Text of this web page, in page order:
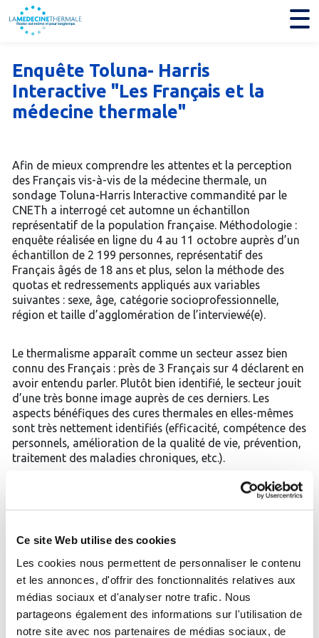
Ce site Web utilise des cookies
Les cookies nous permettent de personnaliser le contenu
et les annonces, d'offrir des fonctionnalités relatives aux
médias sociaux et d'analyser notre trafic. Nous
partageons également des informations sur l'utilisation de
notre site avec nos partenaires de médias sociaux, de
Enquête Toluna- Harris
Interactive "Les Français et la
médecine thermale"
Afin de mieux comprendre les attentes et la perception
des Français vis-à-vis de la médecine thermale, un
sondage Toluna-Harris Interactive commandité par le
CNETh a interrogé cet automne un échantillon
représentatif de la population française. Méthodologie :
enquête réalisée en ligne du 4 au 11 octobre auprès d’un
échantillon de 2 199 personnes, représentatif des
Français âgés de 18 ans et plus, selon la méthode des
quotas et redressements appliqués aux variables
suivantes : sexe, âge, catégorie socioprofessionnelle,
région et taille d’agglomération de l’interviewé(e).
Le thermalisme apparaît comme un secteur assez bien
connu des Français : près de 3 Français sur 4 déclarent en
avoir entendu parler. Plutôt bien identifié, le secteur jouit
d’une très bonne image auprès de ces derniers. Les
aspects bénéfiques des cures thermales en elles-mêmes
sont très nettement identifiés (efficacité, compétence des
personnels, amélioration de la qualité de vie, prévention,
traitement des maladies chroniques, etc.).
La médecine thermale est considérée comme une
pratique médicale qui se suffit à elle-même par 26% des
complément d’autres soins par 67% d’entre eux…
Aujourd’hui, de nombreux Français indiquent avoir
personnellement déjà fréquenté un établissement
thermal, et révèlent des expériences concluantes dans la
grande majorité des cas… Le remboursement des cures